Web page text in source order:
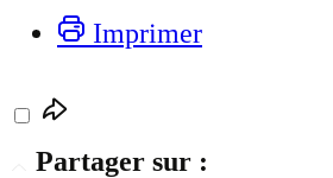
Imprimer
Partager sur :